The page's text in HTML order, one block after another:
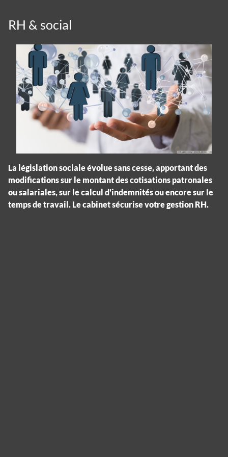
RH & social
La législation sociale évolue sans cesse, apportant des
modifications sur le montant des cotisations patronales
ou salariales, sur le calcul d'indemnités ou encore sur le
temps de travail. Le cabinet sécurise votre gestion RH.